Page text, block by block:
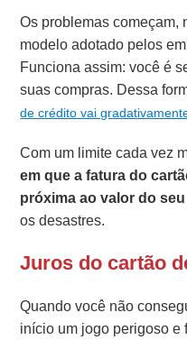
Os problemas começam,
modelo adotado pelos
Funciona assim: você é
suas compras. Dessa
de crédito vai
Com um limite cada vez
em que a fatura do
próxima ao valor do
os desastres.
Juros do cartão
Quando você não
início um jogo perigoso e